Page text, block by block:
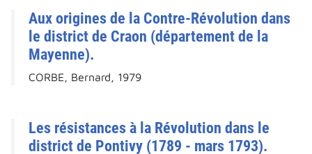
Aux origines de la Contre-Révolution dans
le district de Craon (département de la
Mayenne).
CORBE, Bernard, 1979
Les résistances à la Révolution dans le
district de Pontivy (1789 - mars 1793).